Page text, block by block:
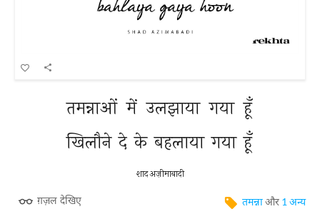
तमन्नाओं में उलझाया गया हूँ
खिलौने दे के बहलाया गया हूँ
शाद अज़ीमाबादी
ग़ज़ल देखिए तमन्नाऔर 1 अन्य